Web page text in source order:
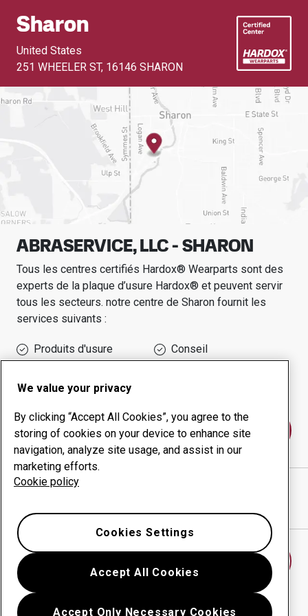
Sharon
United States
251 WHEELER ST, 16146 SHARON
ABRASERVICE, LLC - SHARON
Tous les centres certifiés Hardox® Wearparts sont des
experts de la plaque d’usure Hardox® et peuvent servir
tous les secteurs. notre centre de Sharon fournit les
services suivants :
Produits d'usure
Conseil
disponibilité
Contactez-nous
ABRASERVICE, LLC - SHARON
We value your privacy
By clicking “Accept All Cookies”, you agree to the
storing of cookies on your device to enhance site
navigation, analyze site usage, and assist in our
marketing efforts.
Cookie policy
Accept All Cookies
Accept Only Necessary Cookies
Cookies Settings